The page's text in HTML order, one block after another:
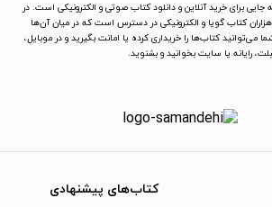
جایی برای خرید آنلاین و دانلود کتاب صوتی و الکترونیکی است. در
کتاب گویا و الکترونیکی در دسترس است که در میان آن‌ها
می‌توانید کتاب‌ها را خریداری کرده یا امانت بگیرید و در موبایل،
رایانه یا سایت بخوانید و بشنوید.
کتاب‌های پیشنهادی